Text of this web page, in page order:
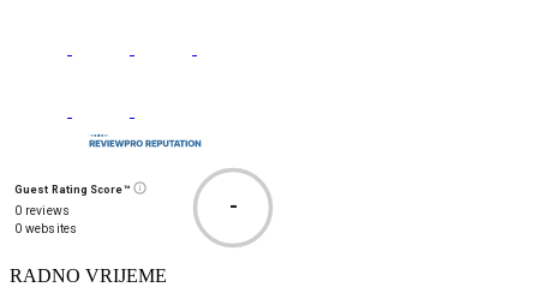
Guest Rating Score™
0 reviews
0 websites
-
RADNO VRIJEME